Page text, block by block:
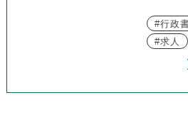
行政
求人